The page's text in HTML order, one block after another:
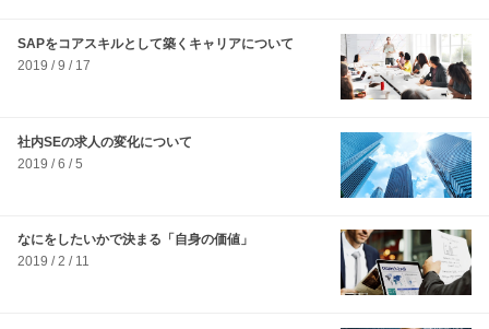
SAPをコアスキルとして築くキャリアについて
2019 / 9 / 17
社内SEの求人の変化について
2019 / 6 / 5
なにをしたいかで決まる「自身の価値」
2019 / 2 / 11